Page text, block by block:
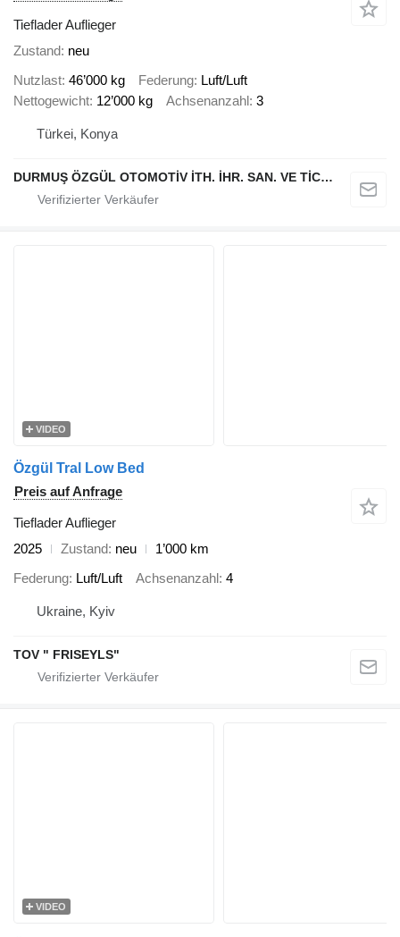
Tieflader Auflieger
Zustand neu
Nutzlast 46’000 kg Federung Luft/Luft
Nettogewicht 12’000 kg Achsenanzahl 3
Türkei, Konya
DURMUŞ ÖZGÜL OTOMOTİV İTH. İHR. SAN. VE TİC. A.Ş
VIDEO
Özgül Tral Low Bed
Preis auf Anfrage
Tieflader Auflieger
2025
Zustand neu
1’000 km
Federung Luft/Luft Achsenanzahl 4
Ukraine, Kyiv
TOV " FRISEYLS"
VIDEO